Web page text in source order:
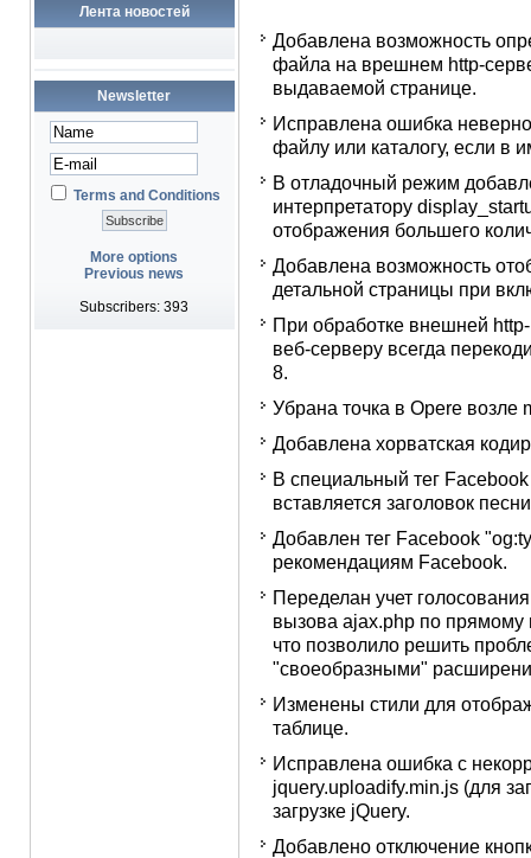
Лента новостей
Newsletter
Terms and Conditions
More options
Previous news
Subscribers: 393
Добавлена возможность
файла на врешнем http-
выдаваемой странице.
Исправлена ошибка
файлу или каталогу, если в
В отладочный режим
интерпретатору
отображения большего
Добавлена возможность
детальной страницы при
При обработке внешней
веб-серверу всегда
8.
Убрана точка в Opere возле
Добавлена хорватская
В специальный тег
вставляется заголовок
Добавлен тег Facebook
рекомендациям Facebook.
Переделан учет
вызова ajax.php по прямому
что позволило решить
"своеобразными"
Изменены стили для
таблице.
Исправлена ошибка с
jquery.uploadify.min.js (для
загрузке jQuery.
Добавлено отключение